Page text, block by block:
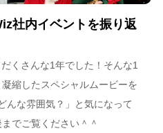
社内イベントを振り返
くさんな1年でした！そんな1
縮したスペシャルムービーを
んな雰囲気？」と気になって
でご覧ください＾＾